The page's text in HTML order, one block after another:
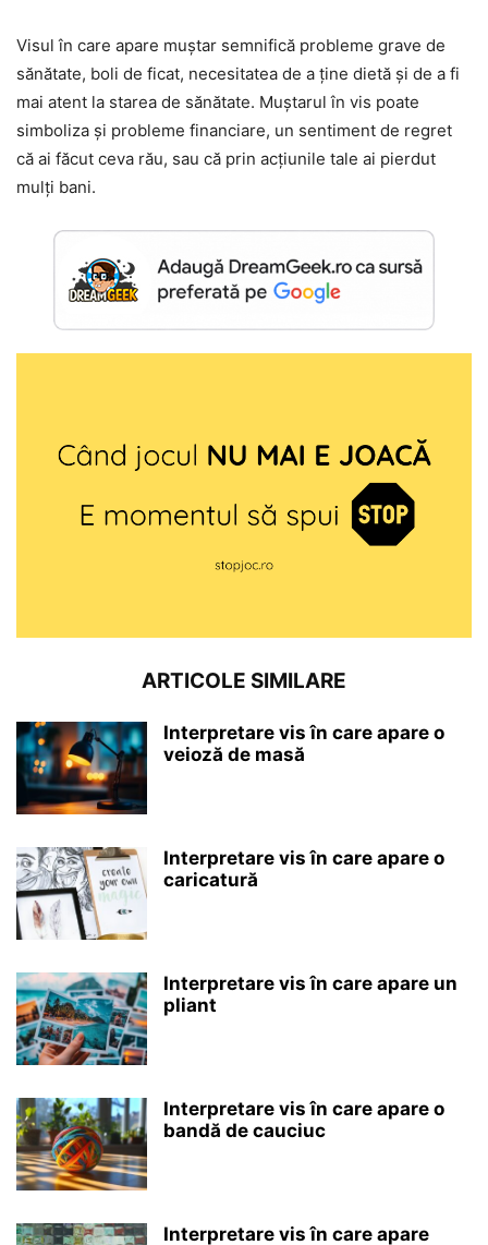
Visul în care apare muștar semnifică probleme grave de
sănătate, boli de ficat, necesitatea de a ține dietă și de a fi
mai atent la starea de sănătate. Muștarul în vis poate
simboliza și probleme financiare, un sentiment de regret
că ai făcut ceva rău, sau că prin acțiunile tale ai pierdut
mulți bani.
ARTICOLE SIMILARE
Interpretare vis în care apare o
veioză de masă
Interpretare vis în care apare o
caricatură
Interpretare vis în care apare un
pliant
Interpretare vis în care apare o
bandă de cauciuc
Interpretare vis în care apare